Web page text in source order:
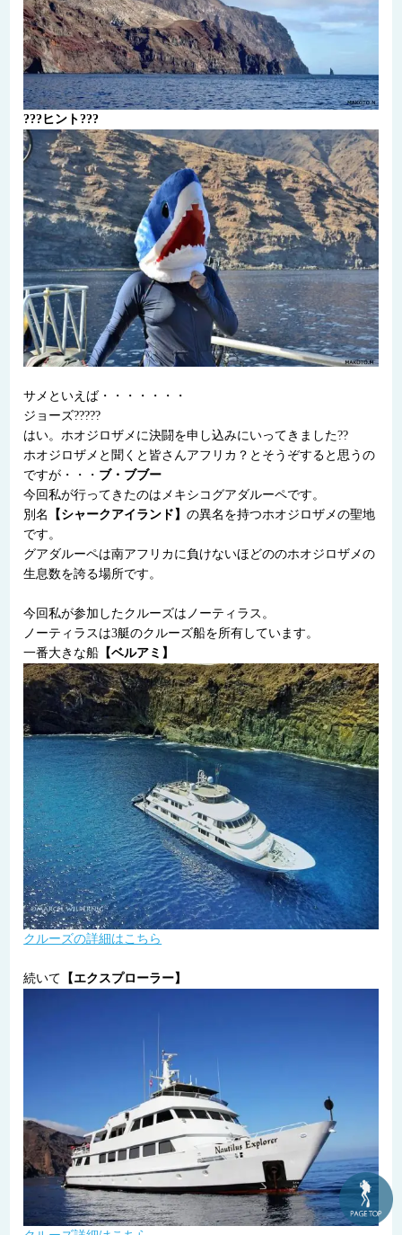
???ヒント???
サメといえば・・・・・・・
ジョーズ?????
はい。ホオジロザメに決闘を申し込みにいってきました??
ホオジロザメと聞くと皆さんアフリカ？とそうぞすると思うの
ですが・・・ ブ・ブブー
今回私が行ってきたのはメキシコグアダルーペです。
別名
【シャークアイランド】の異名を持つホオジロザメの聖地
です。
グアダルーペは南アフリカに負けないほどののホオジロザメの
生息数を誇る場所です。
今回私が参加したクルーズはノーティラス。
ノーティラスは3艇のクルーズ船を所有しています。
一番大きな船 【ベルアミ】
クルーズの詳細はこちら
続いて 【エクスプローラー】